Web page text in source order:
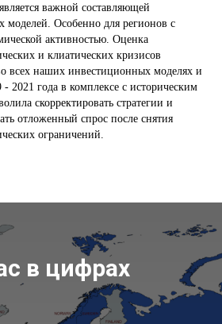
важной составляющей
моделей. Особенно для регионов с
активностью. Оценка
и клиатических кризисов
всех наших инвестиционных моделях и
- 2021 года в комплексе с историческим
скорректировать стратегии и
отложенный спрос после снятия
ограничений.
в цифрах